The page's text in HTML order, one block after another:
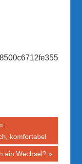
komfortabel
ein Wechsel?